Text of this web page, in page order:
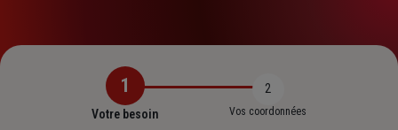
1
Votre besoin
2
Vos coordonnées